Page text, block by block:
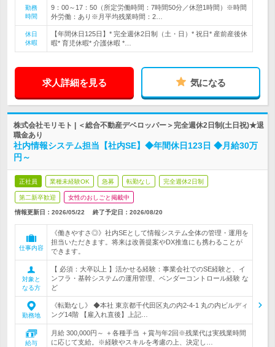
勤務
時間
9：00～17：50（所定労働時間：7時間50分／休憩1時間）※時間
外労働：あり※月平均残業時間：2…
休日
休暇
【年間休日125日】* 完全週休2日制（土・日）* 祝日* 産前産後休
暇* 育児休暇* 介護休暇 *…
求人詳細を見る 気になる
株式会社モリモト | ＜総合不動産デベロッパー＞完全週休2日制(土日祝)★退
職金あり
社内情報システム担当【社内SE】◆年間休日123日 ◆月給30万
円～
正社員 業種未経験OK 急募 転勤なし 完全週休2日制
第二新卒歓迎 女性のおしごと掲載中
情報更新日：2026/05/22 終了予定日： 2026/08/20
仕事内容
《働きやすさ◎》社内SEとして情報システム全体の管理・運用を
担当いただきます。将来は改善提案やDX推進にも携わることが
できます。
対象と
なる方
【 必須：大卒以上 】活かせる経験：事業会社でのSE経験と、イ
ンフラ・基幹システムの運用管理、ベンダーコントロール経験 な
ど
勤務地
《転勤なし》 ◆本社 東京都千代田区丸の内2-4-1 丸の内ビルディ
ング14階 【雇入れ直後】上記…
給与
月給 300,000円～ ＋各種手当 ＋賞与年2回※残業代は実残業時間
に応じて支給。※経験やスキルを考慮の上、決定し…